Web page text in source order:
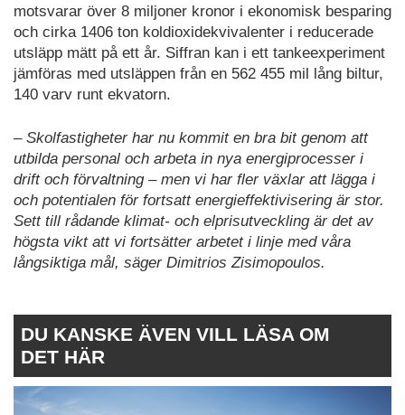
motsvarar över 8 miljoner kronor i ekonomisk besparing
och cirka 1406 ton koldioxidekvivalenter i reducerade
utsläpp mätt på ett år. Siffran kan i ett tankeexperiment
jämföras med utsläppen från en 562 455 mil lång biltur,
140 varv runt ekvatorn.
– Skolfastigheter har nu kommit en bra bit genom att
utbilda personal och arbeta in nya energiprocesser i
drift och förvaltning – men vi har fler växlar att lägga i
och potentialen för fortsatt energieffektivisering är stor.
Sett till rådande klimat- och elprisutveckling är det av
högsta vikt att vi fortsätter arbetet i linje med våra
långsiktiga mål, säger Dimitrios Zisimopoulos.
DU KANSKE ÄVEN VILL LÄSA OM
DET HÄR